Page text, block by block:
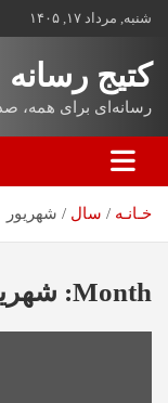
شنبه, مرداد ۱۷, ۱۴۰۵
کتیج رسانه
رسانه‌ای برای همه،
خـانـه سال شهریور
Month: شهریور